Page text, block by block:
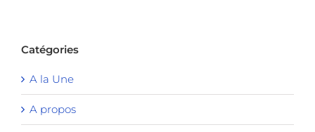
Catégories
A la Une
A propos